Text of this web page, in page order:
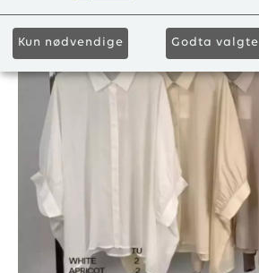
Kun nødvendige Godta valgte